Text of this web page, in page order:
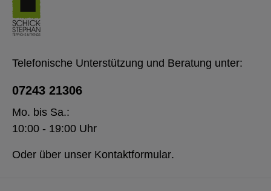
Telefonische Unterstützung und Beratung unter:
07243 21306
Mo. bis Sa.:
10:00 - 19:00 Uhr
Oder über unser Kontaktformular.